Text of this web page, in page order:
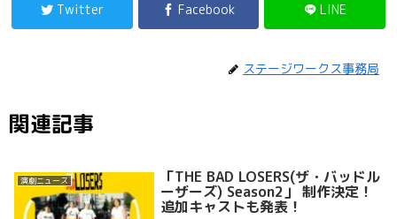
Twitter Facebook LINE
ステージワークス事務局
関連記事
演劇ニュース 「THE BAD LOSERS(ザ・バッドル
ーザーズ) Season2」 制作決定！
追加キャストも発表！